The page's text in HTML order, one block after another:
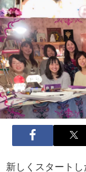
新しくスタート